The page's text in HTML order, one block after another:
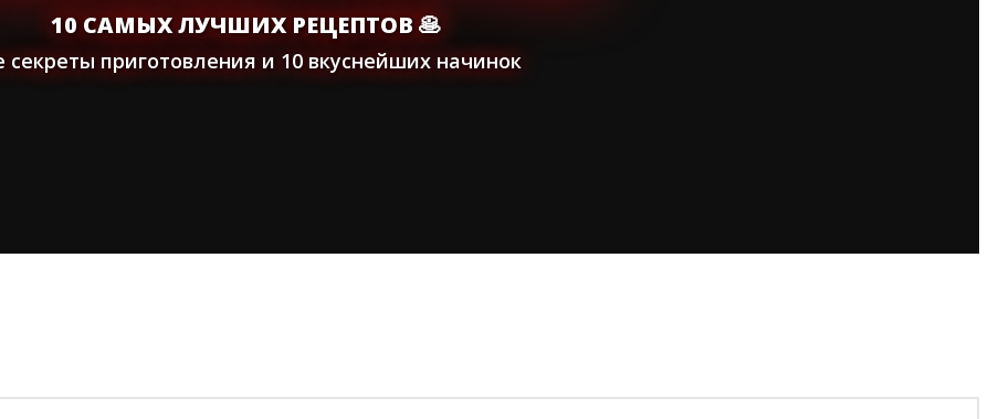
10 САМЫХ ЛУЧШИХ РЕЦЕПТОВ 🥞
секреты приготовления и 10 вкуснейших начинок